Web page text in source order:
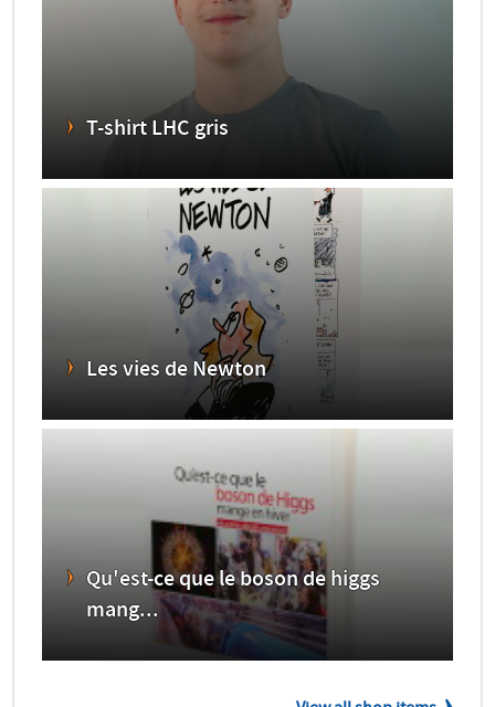
T-shirt LHC gris
Les vies de Newton
Qu'est-ce que le boson de higgs
mang...